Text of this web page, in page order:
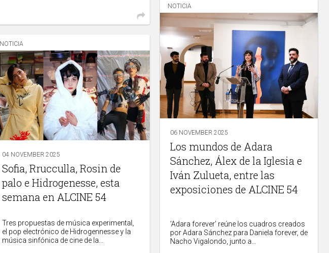
NOTICIA
06 NOVEMBER 2025
Los mundos de Adara
Sánchez, Álex de la Iglesia e
Iván Zulueta, entre las
exposiciones de ALCINE 54
‘Adara forever’ reúne los cuadros creados
por Adara Sánchez para Daniela forever, de
Nacho Vigalondo, junto a...
NOTICIA
04 NOVEMBER 2025
Sofia, Rrucculla, Rosin de
palo e Hidrogenesse, esta
semana en ALCINE 54
Tres propuestas de música experimental,
el pop electrónico de Hidrogennesse y la
música sinfónica de cine de la...